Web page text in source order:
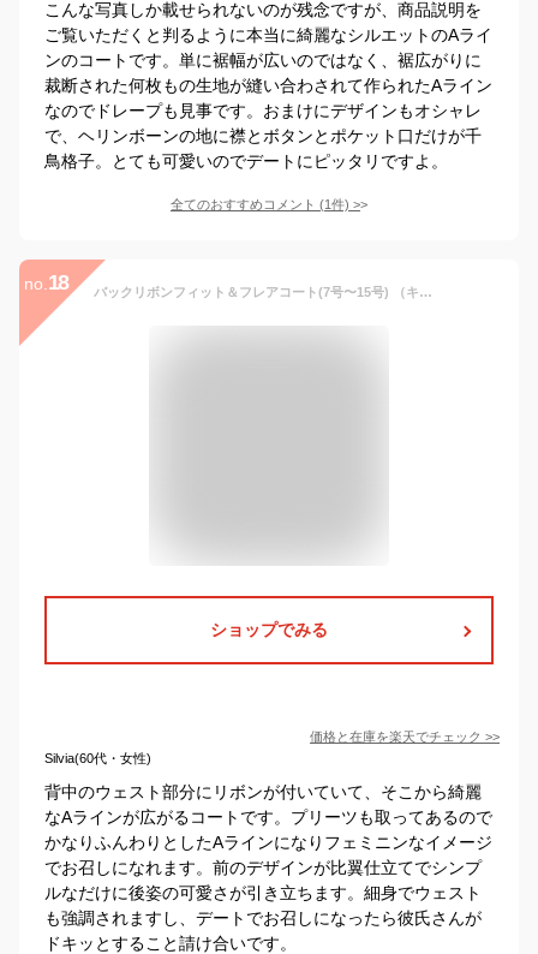
こんな写真しか載せられないのが残念ですが、商品説明を
ご覧いただくと判るように本当に綺麗なシルエットのAライ
ンのコートです。単に裾幅が広いのではなく、裾広がりに
裁断された何枚もの生地が縫い合わされて作られたAライン
なのでドレープも見事です。おまけにデザインもオシャレ
で、ヘリンボーンの地に襟とボタンとポケット口だけが千
鳥格子。とても可愛いのでデートにピッタリですよ。
全てのおすすめコメント (1件) >
no. 18 バックリボンフィット＆フレアコート(7号〜15号) （キャラメル(Y)）
ショップでみる
価格と在庫を楽天でチェック >>
Silvia(60代・女性)
背中のウェスト部分にリボンが付いていて、そこから綺麗
なAラインが広がるコートです。プリーツも取ってあるので
かなりふんわりとしたAラインになりフェミニンなイメージ
でお召しになれます。前のデザインが比翼仕立てでシンプ
ルなだけに後姿の可愛さが引き立ちます。細身でウェスト
も強調されますし、デートでお召しになったら彼氏さんが
ドキッとすること請け合いです。